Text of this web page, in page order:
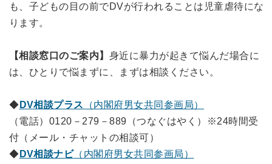
も、子どもの目の前でDVが行われることは児童虐待にな
ります。
【相談窓口のご案内】 身近に暴力が起きて悩んだ場合に
は、ひとりで悩まずに、まずは相談ください。
◆ DV相談プラス
（内閣府男女共同参画局）
（電話）0120－279－889（つなぐはやく）※24時間受
付（メール・チャットの相談可）
◆ DV相談ナビ（内閣府男女共同参画局）